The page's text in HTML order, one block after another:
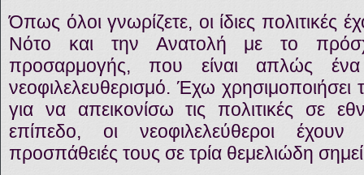
Όπως όλοι γνωρίζετε, οι ίδιες πολιτικές
Νότο και την Ανατολή με το
προσαρμογής, που είναι απλώς
νεοφιλελευθερισμό. Έχω
για να απεικονίσω τις πολιτικές σε
επίπεδο, οι νεοφιλελεύθεροι έχουν
προσπάθειές τους σε τρία θεμελιώδη